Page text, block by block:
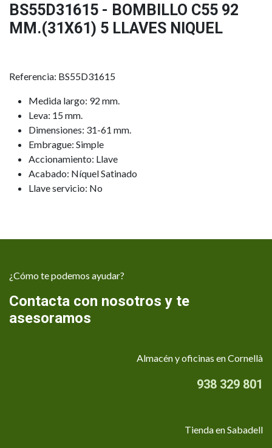
BS55D31615 - BOMBILLO C55 92
MM.(31X61) 5 LLAVES NIQUEL
Referencia: BS55D31615
Medida largo: 92 mm.
Leva: 15 mm.
Dimensiones: 31-61 mm.
Embrague: Simple
Accionamiento: Llave
Acabado: Níquel Satinado
Llave servicio: No
¿Cómo te podemos ayudar?
Contacta con nosotros y te
asesoramos
Almacén y oficinas en Cornellà
938 329 801
Tienda en Sabadell